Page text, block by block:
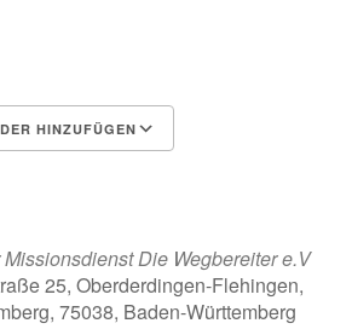
HINZUFÜGEN
Die Wegbereiter e.V
25, Oberderdingen-Flehingen,
75038, Baden-Württemberg